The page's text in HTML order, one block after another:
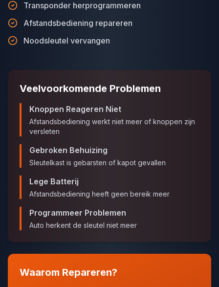
Transponder herprogrammeren
Afstandsbediening repareren
Noodsleutel vervangen
Veelvoorkomende Problemen
Knoppen Reageren Niet
Afstandsbediening werkt niet meer of knoppen zijn
versleten
Gebroken Behuizing
Sleutelkast is gebarsten of kapot gevallen
Lege Batterij
Afstandsbediening heeft geen bereik meer
Programmeer Problemen
Auto herkent de sleutel niet meer
Waarom Repareren?